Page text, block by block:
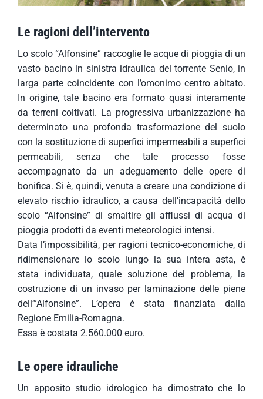
Le ragioni dell’intervento
Lo scolo “Alfonsine” raccoglie le acque di pioggia di un
vasto bacino in sinistra idraulica del torrente Senio, in
larga parte coincidente con l’omonimo centro abitato.
In origine, tale bacino era formato quasi interamente
da terreni coltivati. La progressiva urbanizzazione ha
determinato una profonda trasformazione del suolo
con la sostituzione di superfici impermeabili a superfici
permeabili, senza che tale processo fosse
accompagnato da un adeguamento delle opere di
bonifica. Si è, quindi, venuta a creare una condizione di
elevato rischio idraulico, a causa dell’incapacità dello
scolo “Alfonsine” di smaltire gli afflussi di acqua di
pioggia prodotti da eventi meteorologici intensi.
Data l’impossibilità, per ragioni tecnico-economiche, di
ridimensionare lo scolo lungo la sua intera asta, è
stata individuata, quale soluzione del problema, la
costruzione di un invaso per laminazione delle piene
dell’”Alfonsine”. L’opera è stata finanziata dalla
Regione Emilia-Romagna.
Essa è costata 2.560.000 euro.
Le opere idrauliche
Un apposito studio idrologico ha dimostrato che lo